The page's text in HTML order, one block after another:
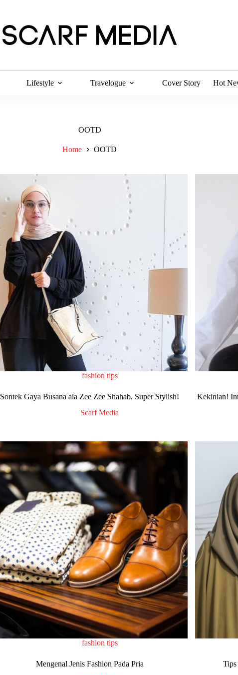
Lifestyle Travelogue Cover Story Hot
OOTD
Home OOTD
fashion tips
Sontek Gaya Busana ala Zee Zee Shahab, Super Stylish!
Scarf Media
Kekinian!
fashion tips
Mengenal Jenis Fashion Pada Pria